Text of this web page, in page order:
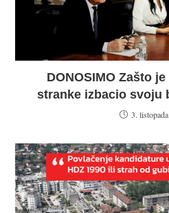
DONOSIMO Zašto
stranke izbacio svoju
3.